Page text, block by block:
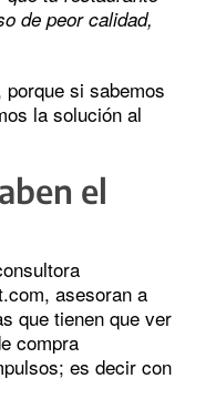
de peor calidad,
si sabemos
la solución al
el
asesoran a
que tienen que ver
compra
es decir con